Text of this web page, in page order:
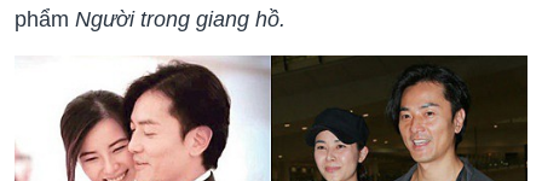
phẩm Người trong giang hồ.